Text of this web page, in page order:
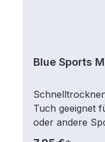
Blue Sports
Tuch geeignet
oder andere